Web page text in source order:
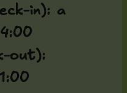
in): a
out):